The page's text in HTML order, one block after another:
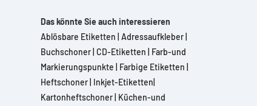
Das könnte Sie auch interessieren
Ablösbare Etiketten Adressaufkleber
Buchschoner CD-Etiketten
Farb-und
Markierungspunkte
Farbige Etiketten
Heftschoner Inkjet-Etiketten
Kartonheftschoner Küchen-und